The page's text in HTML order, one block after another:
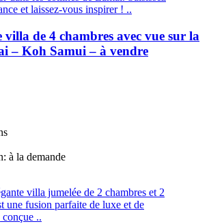
et laissez-vous inspirer ! ..
villa de 4 chambres avec vue sur la
– Koh Samui – à vendre
à la demande
villa jumelée de 2 chambres et 2
une fusion parfaite de luxe et de
..